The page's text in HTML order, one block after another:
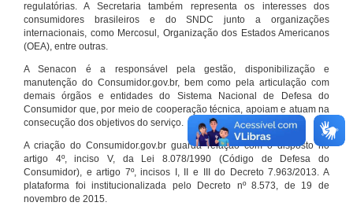
regulatórias. A Secretaria também representa os interesses dos
consumidores brasileiros e do SNDC junto a organizações
internacionais, como Mercosul, Organização dos Estados Americanos
(OEA), entre outras.
A Senacon é a responsável pela gestão, disponibilização e
manutenção do Consumidor.gov.br, bem como pela articulação com
demais órgãos e entidades do Sistema Nacional de Defesa do
Consumidor que, por meio de cooperação técnica, apoiam e atuam na
consecução dos objetivos do serviço.
A criação do Consumidor.gov.br guarda relação com o disposto no
artigo 4º, inciso V, da Lei 8.078/1990 (Código de Defesa do
Consumidor), e artigo 7º, incisos I, II e III do Decreto 7.963/2013. A
plataforma foi institucionalizada pelo Decreto nº 8.573, de 19 de
novembro de 2015.